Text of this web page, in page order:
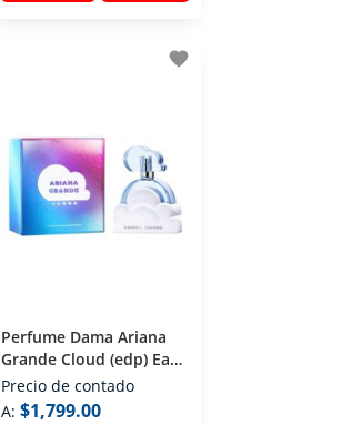
favorite
Perfume Dama Ariana
Grande Cloud (edp) Eau
De Parfum 100 Ml
Precio de contado
A: $1,799.00